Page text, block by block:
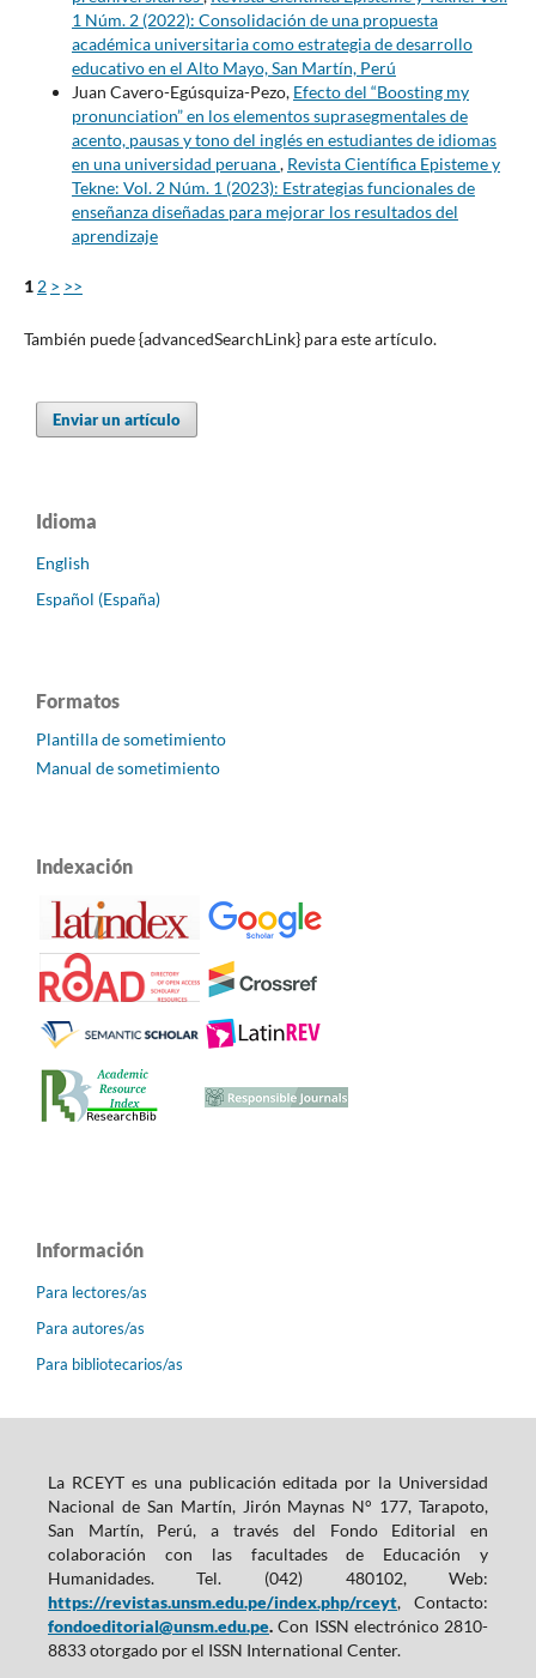
1 Núm. 2 (2022): Consolidación de una propuesta
académica universitaria como estrategia de desarrollo
educativo en el Alto Mayo, San Martín, Perú
Juan Cavero-Egúsquiza-Pezo, Efecto del “Boosting my
pronunciation” en los elementos suprasegmentales de
acento, pausas y tono del inglés en estudiantes de idiomas
en una universidad peruana, Revista Científica Episteme y
Tekne: Vol. 2 Núm. 1 (2023): Estrategias funcionales de
enseñanza diseñadas para mejorar los resultados del
aprendizaje
1 2 > >>
También puede {advancedSearchLink} para este artículo.
Enviar un artículo
Idioma
English
Español (España)
Formatos
Plantilla de sometimiento
Manual de sometimiento
Indexación
Información
Para lectores/as
Para autores/as
Para bibliotecarios/as
La RCEYT es una publicación editada por la Universidad
Nacional de San Martín, Jirón Maynas N° 177, Tarapoto,
San Martín, Perú, a través del Fondo Editorial en
colaboración con las facultades de Educación y
Humanidades. Tel. (042) 480102, Web:
https://revistas.unsm.edu.pe/index.php/rceyt, Contacto:
fondoeditorial@unsm.edu.pe.Con ISSN electrónico 2810-
8833 otorgado por el ISSN International Center.